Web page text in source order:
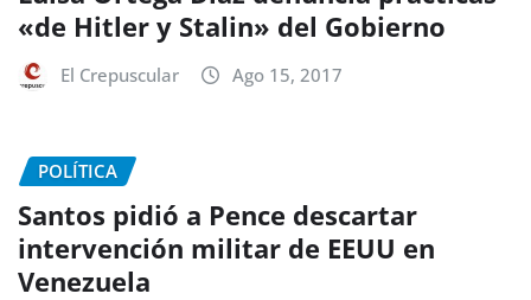
«de Hitler y Stalin» del Gobierno
El Crepuscular Ago 15, 2017
POLÍTICA
Santos pidió a Pence descartar
intervención militar de EEUU en
Venezuela